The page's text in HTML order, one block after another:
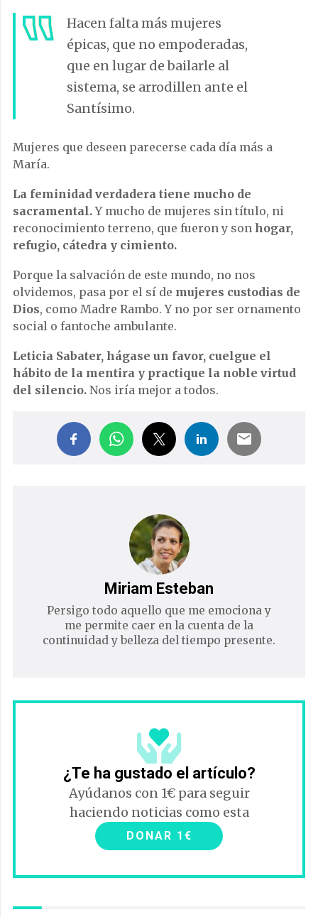
Hacen falta más mujeres
épicas, que no empoderadas,
que en lugar de bailarle al
sistema, se arrodillen ante el
Santísimo.
Mujeres que deseen parecerse cada día más a
María.
La feminidad verdadera tiene mucho de
sacramental.Y mucho de mujeres sin título, ni
reconocimiento terreno, que fueron y son hogar,
refugio, cátedra y cimiento.
Porque la salvación de este mundo, no nos
olvidemos, pasa por el sí de mujeres custodias de
Dios, como Madre Rambo. Y no por ser ornamento
social o fantoche ambulante.
Leticia Sabater, hágase un favor, cuelgue el
hábito de la mentira y practique la noble virtud
del silencio. Nos iría mejor a todos.
Miriam Esteban
Persigo todo aquello que me emociona y
me permite caer en la cuenta de la
continuidad y belleza del tiempo presente.
¿Te ha gustado el artículo?
Ayúdanos con 1€ para seguir
haciendo noticias como esta
DONAR 1€